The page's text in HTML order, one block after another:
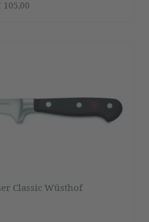
105,00
Classic Wüsthof